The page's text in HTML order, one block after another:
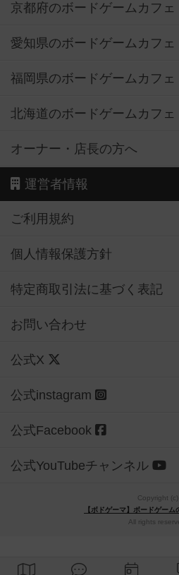
京都府のボードゲームカフェ
愛知県のボードゲームカフェ
福岡県のボードゲームカフェ
北海道のボードゲームカフェ
オーナー・店長の方へ
運営者情報
ご利用規約
個人情報保護方針
特定商取引法に基づく表記
お問い合わせ
公式X
公式instagram
公式Facebook
公式YouTubeチャンネル
Copyright (c)
【ボドゲーマ】ボードゲーム
All rights